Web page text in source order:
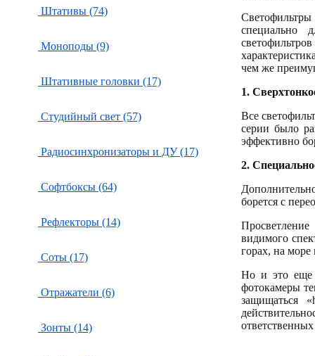
Штативы (74)
Моноподы (9)
Штативные головки (17)
Студийный свет (57)
Радиосинхронизаторы и ДУ (17)
Софтбоксы (64)
Рефлекторы (14)
Соты (17)
Отражатели (6)
Зонты (14)
Светофильтры
специально
чем же
1.
Все
серии было
эффективно
2.
борется с
видимого
горах, на
Но и это еще
фотокамеры
защищаться